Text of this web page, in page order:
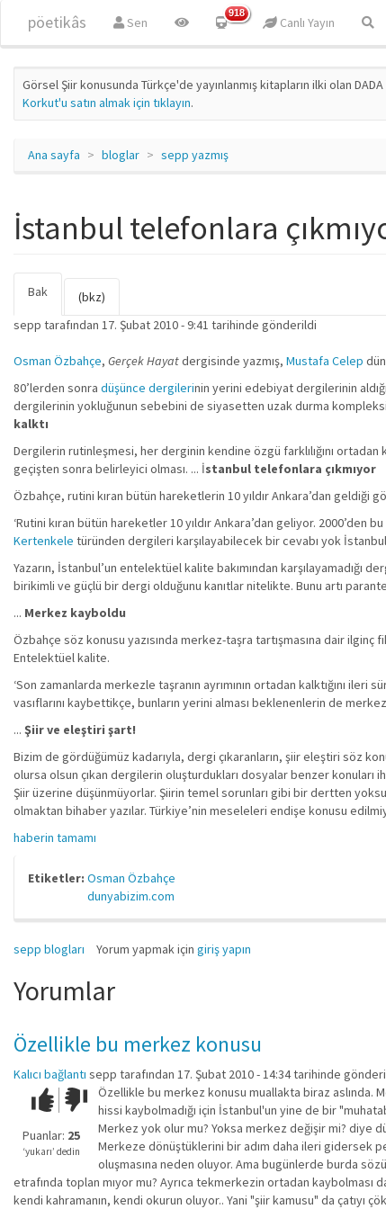
pöetikâs Sen
918
Canlı Yayın
Görsel Şiir konusunda Türkçe'de yayınlanmış kitapların ilki olan
Korkut'u satın almak için tıklayın.
Ana sayfa bloglar sepp yazmış
İstanbul telefonlara
Birincil sekmeler
Bak
sekme)
(bkz)
sepp tarafından 17. Şubat 2010 - 9:41 tarihinde gönderildi
Osman Özbahçe, Gerçek Hayatdergisinde yazmış, Mustafa Celep
80’lerden sonra düşünce dergilerinin yerini edebiyat dergilerinin
dergilerinin yokluğunun sebebini de siyasetten uzak durma
kalktı
Dergilerin rutinleşmesi, her derginin kendine özgü farklılığını
geçişten sonra belirleyici olması. ... İstanbul telefonlara çıkmıyor
Özbahçe, rutini kıran bütün hareketlerin 10 yıldır Ankara’dan geldiği
‘Rutini kıran bütün hareketler 10 yıldır Ankara’dan geliyor. 2000’den
Kertenkele türünden dergileri karşılayabilecek bir cevabı yok
Yazarın, İstanbul’un entelektüel kalite bakımından
birikimli ve güçlü bir dergi olduğunu kanıtlar nitelikte. Bunu artı
... Merkez kayboldu
Özbahçe söz konusu yazısında merkez-taşra tartışmasına dair
Entelektüel kalite.
‘Son zamanlarda merkezle taşranın ayrımının ortadan kalktığını
vasıflarını kaybettikçe, bunların yerini alması beklenenlerin de
... Şiir ve eleştiri şart!
Bizim de gördüğümüz kadarıyla, dergi çıkaranların, şiir eleştiri söz
olursa olsun çıkan dergilerin oluşturdukları dosyalar benzer
Şiir üzerine düşünmüyorlar. Şiirin temel sorunları gibi bir dertten
olmaktan bihaber yazılar. Türkiye’nin meseleleri endişe konusu
haberin tamamı
Etiketler: Osman Özbahçe
dunyabizim.com
sepp blogları Yorum yapmak için giriş yapın
Yorumlar
Özellikle bu merkez konusu
Kalıcı bağlantı sepp tarafından 17. Şubat 2010 - 14:34 tarihinde
Çok iyi!O
kadar
iyi
değil!
Puanlar: 25
‘yukarı’ dedin
Özellikle bu merkez konusu muallakta biraz aslında.
hissi kaybolmadığı için İstanbul'un yine de bir
Merkez yok olur mu? Yoksa merkez değişir mi? diye
Merkeze dönüştüklerini bir adım daha ileri gidersek
oluşmasına neden oluyor. Ama bugünlerde burda
etrafında toplan mıyor mu? Ayrıca tekmerkezin ortadan
kendi kahramanın, kendi okurun oluyor.. Yani "şiir kamusu" da